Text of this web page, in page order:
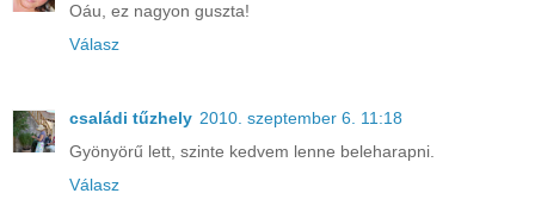
Oáu, ez nagyon guszta!
Válasz
családi tűzhely 2010. szeptember 6. 11:18
Gyönyörű lett, szinte kedvem lenne beleharapni.
Válasz